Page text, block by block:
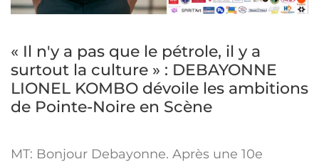
« Il n'y a pas que le pétrole, il y a
surtout la culture » : DEBAYONNE
LIONEL KOMBO dévoile les ambitions
de Pointe-Noire en Scène
MT: Bonjour Debayonne. Après une 10e